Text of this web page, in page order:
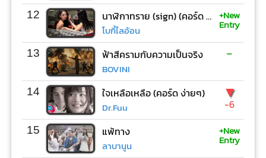
12 นาฬิกาทราย (sign) (คอร์ด ง่ายๆ)
โบกี้ไลอ้อน
+New
Entry
13 ฟ้าสีครามกับความเป็นจริง
BOVINI
-
14 ใจเหลือเหลือ (คอร์ด ง่ายๆ)
Dr.Fuu
▼
-6
15 แพ้ทาง
ลาบานูน
+New
Entry